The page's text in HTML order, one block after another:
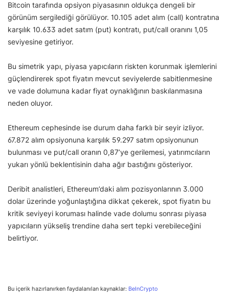
Bitcoin tarafında opsiyon piyasasının oldukça dengeli bir
görünüm sergilediği görülüyor. 10.105 adet alım (call) kontratına
karşılık 10.633 adet satım (put) kontratı, put/call oranını 1,05
seviyesine getiriyor.
Bu simetrik yapı, piyasa yapıcıların riskten korunmak işlemlerini
güçlendirerek spot fiyatın mevcut seviyelerde sabitlenmesine
ve vade dolumuna kadar fiyat oynaklığının baskılanmasına
neden oluyor.
Ethereum cephesinde ise durum daha farklı bir seyir izliyor.
67.872 alım opsiyonuna karşılık 59.297 satım opsiyonunun
bulunması ve put/call oranın 0,87’ye gerilemesi, yatırımcıların
yukarı yönlü beklentisinin daha ağır bastığını gösteriyor.
Deribit analistleri, Ethereum’daki alım pozisyonlarının 3.000
dolar üzerinde yoğunlaştığına dikkat çekerek, spot fiyatın bu
kritik seviyeyi koruması halinde vade dolumu sonrası piyasa
yapıcıların yükseliş trendine daha sert tepki verebileceğini
belirtiyor.
Bu içerik hazırlanırken faydalanılan kaynaklar: BeInCrypto